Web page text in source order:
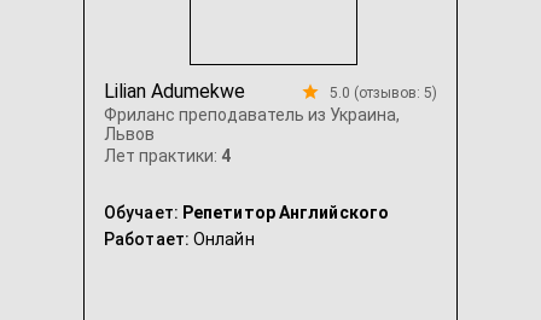
Lilian Adumekwe
Фриланс преподаватель из Украина,
Львов
Лет практики: 4
5.0 (отзывов: 5)
Обучает: Репетитор Английского
Работает: Онлайн